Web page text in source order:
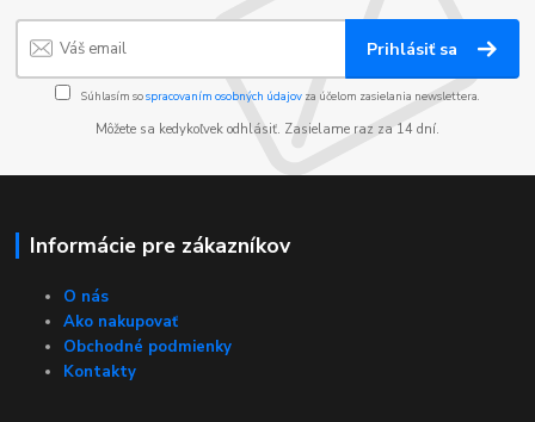
Prihlásiť sa
Súhlasím sospracovaním osobných údajov za účelom zasielania newslettera.
Môžete sa kedykoľvek odhlásiť. Zasielame raz za 14 dní.
Informácie pre zákazníkov
O nás
Ako nakupovať
Obchodné podmienky
Kontakty